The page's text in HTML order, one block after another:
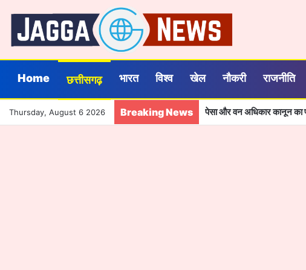
Home छत्तीसगढ़ भारत विश्व खेल नौकरी राजनीति
Thursday, August 6 2026 Breaking News